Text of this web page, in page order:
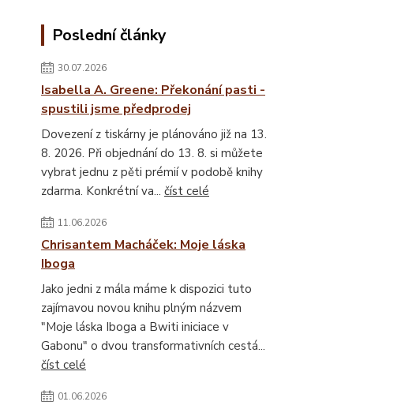
Poslední články
30.07.2026
Isabella A. Greene: Překonání pasti -
spustili jsme předprodej
Dovezení z tiskárny je plánováno již na 13.
8. 2026. Při objednání do 13. 8. si můžete
vybrat jednu z pěti prémií v podobě knihy
zdarma. Konkrétní va... číst celé
11.06.2026
Chrisantem Macháček: Moje láska
Iboga
Jako jedni z mála máme k dispozici tuto
zajímavou novou knihu plným názvem
"Moje láska Iboga a Bwiti iniciace v
Gabonu" o dvou transformativních cestá...
číst celé
01.06.2026